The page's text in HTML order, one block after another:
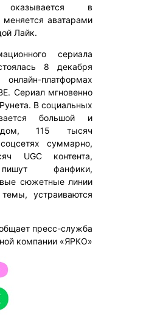
в
меняется аватарами
Лайк.
сериала
8 декабря
платформах
Сериал мгновенно
В социальных
большой и
115 тысяч
суммарно,
UGC контента,
фанфики,
сюжетные линии
устраиваются
пресс-служба
компании «ЯРКО»